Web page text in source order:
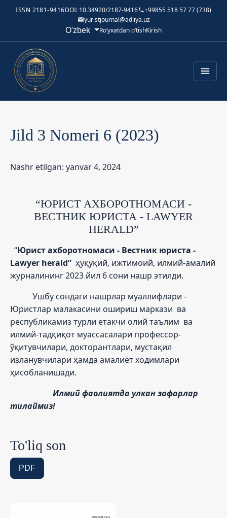
ISSN 2181-9416DOI: 10.34920/2187-9416
+99855 518 57 77 (738)
yuristjournal@adliya.uz
Tilni o'zgartirish. Joriy til:
O'zbek Ro‘yxatdan o‘tishKirish
Jild 3 Nomeri 6 (2023)
Nashr etilgan: yanvar 4, 2024
“ЮРИСТ АХБОРОТНОМАСИ -
ВЕСТНИК ЮРИСТА - LAWYER
HERALD”
“Юрист ахборотномаси - Вестник юриста -
Lawyer herald” ҳуқуқий, ижтимоий, илмий-амалий
журналининг 2023 йил 6 сони нашр этилди.
Ушбу сондаги нашрлар муаллифлари -
Юристлар малакасини ошириш маркази ва
республикамиз турли етакчи олий таълим ва
илмий-тадқиқот муассасалари профессор-
ўқитувчилари, докторантлари, мустақил
изланувчилари ҳамда амалиёт ходимлари
ҳисобланишади.
Илмий фаолиятда улкан зафарлар
тилаймиз!
To'liq son
PDF